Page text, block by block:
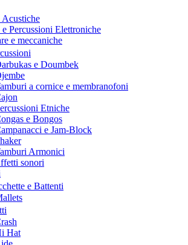
Acustiche
Percussioni Elettroniche
e meccaniche
e Doumbek
a cornice e membranofoni
Etniche
e Bongos
e Jam-Block
Armonici
sonori
e Battenti
Hat